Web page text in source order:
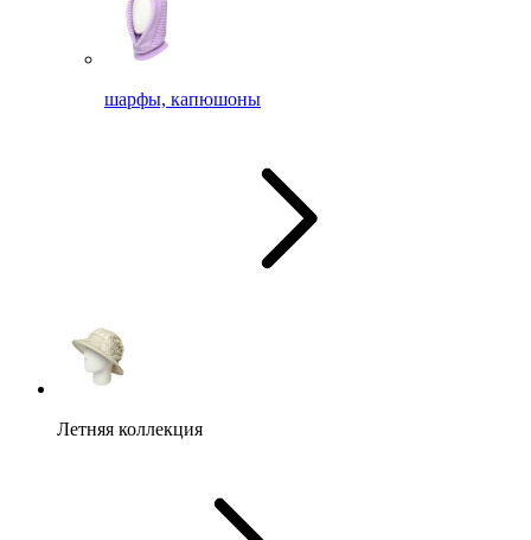
шарфы, капюшоны
Летняя коллекция